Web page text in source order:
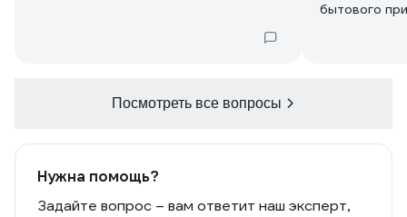
бытового
Посмотреть все вопросы
Нужна помощь?
Задайте вопрос – вам ответит наш эксперт,